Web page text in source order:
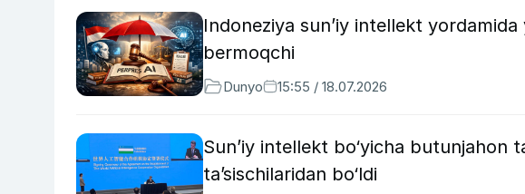
Indoneziya sun’iy intellekt
bermoqchi
Dunyo 15:55 / 18.07.2026
Sun’iy intellekt bo‘yicha butunjahon
ta’sischilaridan bo‘ldi